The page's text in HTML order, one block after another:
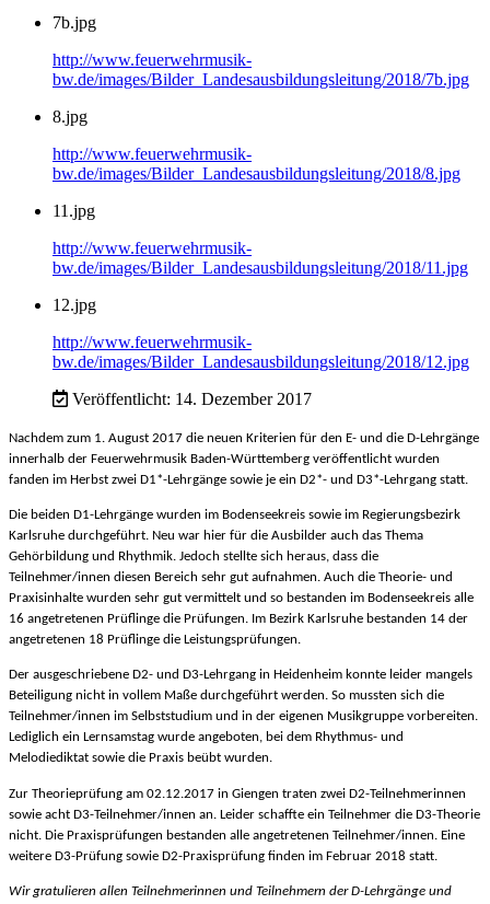
7b.jpg
http://www.feuerwehrmusik-
bw.de/images/Bilder_Landesausbildungsleitung/2018/7b.jpg
8.jpg
http://www.feuerwehrmusik-
bw.de/images/Bilder_Landesausbildungsleitung/2018/8.jpg
11.jpg
http://www.feuerwehrmusik-
bw.de/images/Bilder_Landesausbildungsleitung/2018/11.jpg
12.jpg
http://www.feuerwehrmusik-
bw.de/images/Bilder_Landesausbildungsleitung/2018/12.jpg
Veröffentlicht: 14. Dezember 2017
Nachdem zum 1. August 2017 die neuen Kriterien für den E- und die D-Lehrgänge
innerhalb der Feuerwehrmusik Baden-Württemberg veröffentlicht wurden
fanden im Herbst zwei D1*-Lehrgänge sowie je ein D2*- und D3*-Lehrgang statt.
Die beiden D1-Lehrgänge wurden im Bodenseekreis sowie im Regierungsbezirk
Karlsruhe durchgeführt. Neu war hier für die Ausbilder auch das Thema
Gehörbildung und Rhythmik. Jedoch stellte sich heraus, dass die
Teilnehmer/innen diesen Bereich sehr gut aufnahmen. Auch die Theorie- und
Praxisinhalte wurden sehr gut vermittelt und so bestanden im Bodenseekreis alle
16 angetretenen Prüflinge die Prüfungen. Im Bezirk Karlsruhe bestanden 14 der
angetretenen 18 Prüflinge die Leistungsprüfungen.
Der ausgeschriebene D2- und D3-Lehrgang in Heidenheim konnte leider mangels
Beteiligung nicht in vollem Maße durchgeführt werden. So mussten sich die
Teilnehmer/innen im Selbststudium und in der eigenen Musikgruppe vorbereiten.
Lediglich ein Lernsamstag wurde angeboten, bei dem Rhythmus- und
Melodiediktat sowie die Praxis beübt wurden.
Zur Theorieprüfung am 02.12.2017 in Giengen traten zwei D2-Teilnehmerinnen
sowie acht D3-Teilnehmer/innen an. Leider schaffte ein Teilnehmer die D3-Theorie
nicht. Die Praxisprüfungen bestanden alle angetretenen Teilnehmer/innen. Eine
weitere D3-Prüfung sowie D2-Praxisprüfung finden im Februar 2018 statt.
Wir gratulieren allen Teilnehmerinnen und Teilnehmern der D-Lehrgänge und